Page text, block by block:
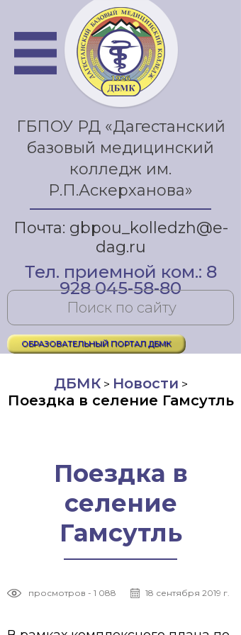
ГБПОУ РД «Дагестанский
базовый медицинский
колледж им.
Р.П.Аскерханова»
Почта: gbpou_kolledzh@e-
dag.ru
Тел. приемной ком.: 8
928 045-58-80
ОБРАЗОВАТЕЛЬНЫЙ ПОРТАЛ ДБМК
ДБМК> Новости >
Поездка в селение Гамсутль
Поездка в
селение
Гамсутль
просмотров - 1 088 18 сентября 2019 г.